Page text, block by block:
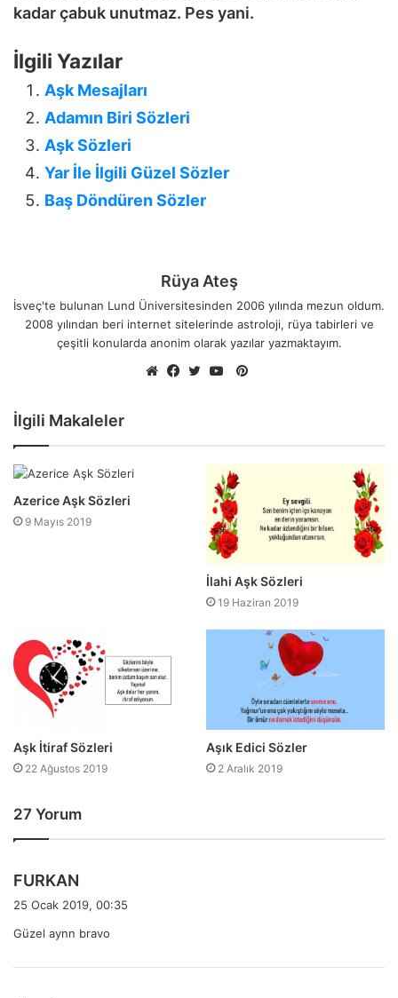
kadar çabuk unutmaz. Pes yani.
İlgili Yazılar
Aşk Mesajları
Adamın Biri Sözleri
Aşk Sözleri
Yar İle İlgili Güzel Sözler
Baş Döndüren Sözler
Rüya Ateş
İsveç'te bulunan Lund Üniversitesinden 2006 yılında mezun oldum.
2008 yılından beri internet sitelerinde astroloji, rüya tabirleri ve
çeşitli konularda anonim olarak yazılar yazmaktayım.
Pinterest
İlgili Makaleler
Azerice Aşk Sözleri
9 Mayıs 2019
İlahi Aşk Sözleri
19 Haziran 2019
Aşk İtiraf Sözleri
22 Ağustos 2019
Aşık Edici Sözler
2 Aralık 2019
27 Yorum
FURKAN
e
i
25 Ocak 2019, 00:35
Güzel aynn bravo